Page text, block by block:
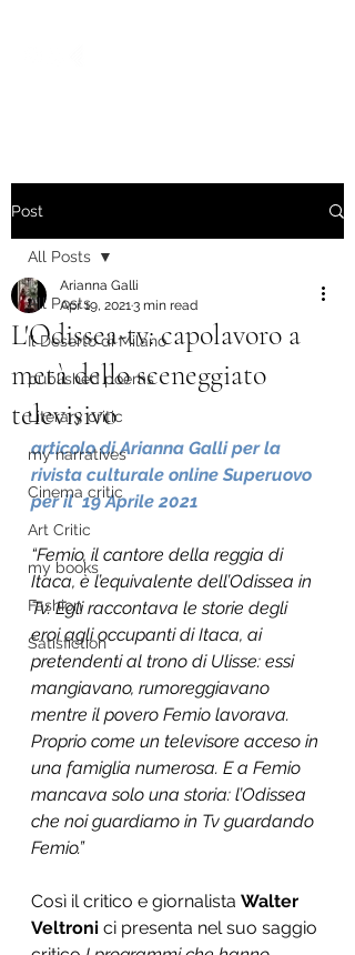
Post
All Posts
Il Deserto di Milano
published poems
Literary critic
my narratives
Cinema critic
Art Critic
my books
Fashion
Satisfiction
All Posts
L'Odissea-tv: capolavoro a
metà dello sceneggiato
televisivo
Arianna Galli
Apr 19, 20213 min read
articolo di Arianna Galli per la
rivista culturale online Superuovo
per il  19 Aprile 2021
“Femio, il cantore della reggia di
Itaca, è l’equivalente dell’Odissea in
Tv. Egli raccontava le storie degli
eroi agli occupanti di Itaca, ai
pretendenti al trono di Ulisse: essi
mangiavano, rumoreggiavano
mentre il povero Femio lavorava.
Proprio come un televisore acceso in
una famiglia numerosa. E a Femio
mancava solo una storia: l’Odissea
che noi guardiamo in Tv guardando
Femio.”
Così il critico e giornalista Walter
Veltroni ci presenta nel suo saggio